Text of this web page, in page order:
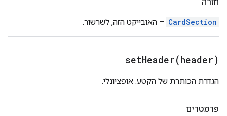
CardSection – האובייקט הזה, לשרשור.
setHeader(header)
הגדרת הכותרת של הקטע. אופציונלי.
פרמטרים